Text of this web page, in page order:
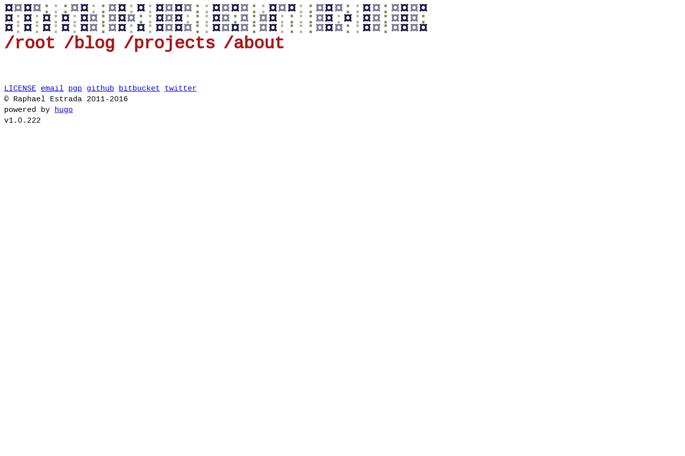
¤¤¤¤ : : : ¤¤: : ¤¤: ¤: ¤¤¤¤ : : ¤¤¤¤ : : ¤¤¤: : ¤¤¤: :¤¤: ¤¤¤¤
¤: ¤: ¤: ¤: ¤¤ : ¤¤¤: : ¤¤¤: : : ¤¤:¤ : ¤¤: : : : ¤¤:¤ :¤¤: ¤¤¤:
¤: ¤: ¤: ¤: ¤¤ : ¤¤: ¤: ¤¤¤¤ : : ¤¤¤¤ : ¤¤: : : : ¤¤¤: :¤¤: ¤¤¤¤
/root /blog /projects /about
LICENSE email pgp github bitbucket
twitter
© Raphael Estrada 2011-2016
powered by hugo
v1.0.222